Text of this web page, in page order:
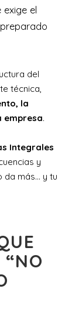
el
del
técnica,
la
empresa.
Integrales
y
da más… y tu